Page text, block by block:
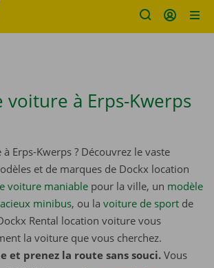
voiture à Erps-Kwerps
Erps-Kwerps ? Découvrez le vaste
et de marques de Dockx location
voiture maniable pour la ville, un modèle
minibus, ou la voiture de sport de
Rental location voiture vous
la voiture que vous cherchez.
et prenez la route sans souci. Vous